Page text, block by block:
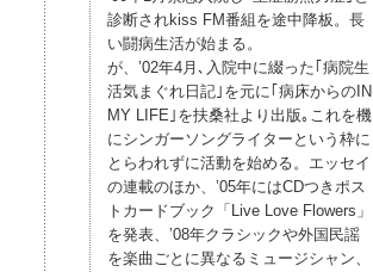
診断されkiss FM番組を途中降板。長
い闘病生活が始まる。
が、’02年4月､入院中に綴った｢病院生
活気まぐれ日記｣を元に｢病床からのIN
MY LIFE｣を扶桑社より出版｡これを機
にシンガーソングライターという枠に
とらわれずに活動を始める。エッセイ
の連載のほか、’05年にはCDつきポス
トカードブック「Live Love Flowers」
を発表、’08年クラシックや外国民謡
を楽曲ごとに異なるミュージシャン、